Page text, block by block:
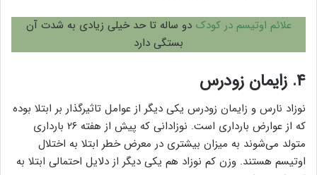
علائم اوتیسم در کودک دو ساله تا حد خیلی زیادی به شدت آن
بستگی دارد
۴. زایمان زودرس
نوزاد نارس و زایمان زودرس یکی دیگر از عوامل تاثیرگذار بر ابتلا بوده
که از عوارض بارداری است. نوزادانی که پیش از هفته ۲۶ بارداری
متولد می‌شوند به میزان بیشتری در معرض خطر ابتلا به اختلال
اوتیسم هستند. وزن کم نوزاد هم یکی دیگر از دلایل احتمالی ابتلا به